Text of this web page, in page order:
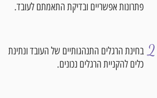
פתרונות אפשריים ובדיקת התאמתם לעובד.
בחינת הרגלים התנהגותיים של העובד ונתינת
כלים להקניית הרגלים נכונים.
2